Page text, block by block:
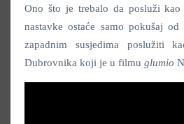
Ono što je trebalo da posluži
nastavke ostaće samo pokušaj
zapadnim susjedima poslužiti
Dubrovnika koji je u filmu glumio